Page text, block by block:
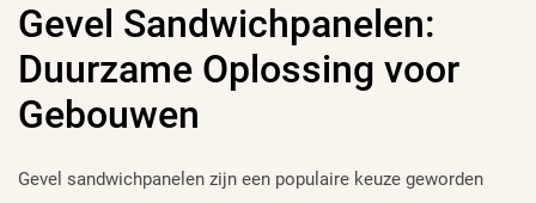
Gevel Sandwichpanelen:
Duurzame Oplossing voor
Gebouwen
Gevel sandwichpanelen zijn een populaire keuze geworden